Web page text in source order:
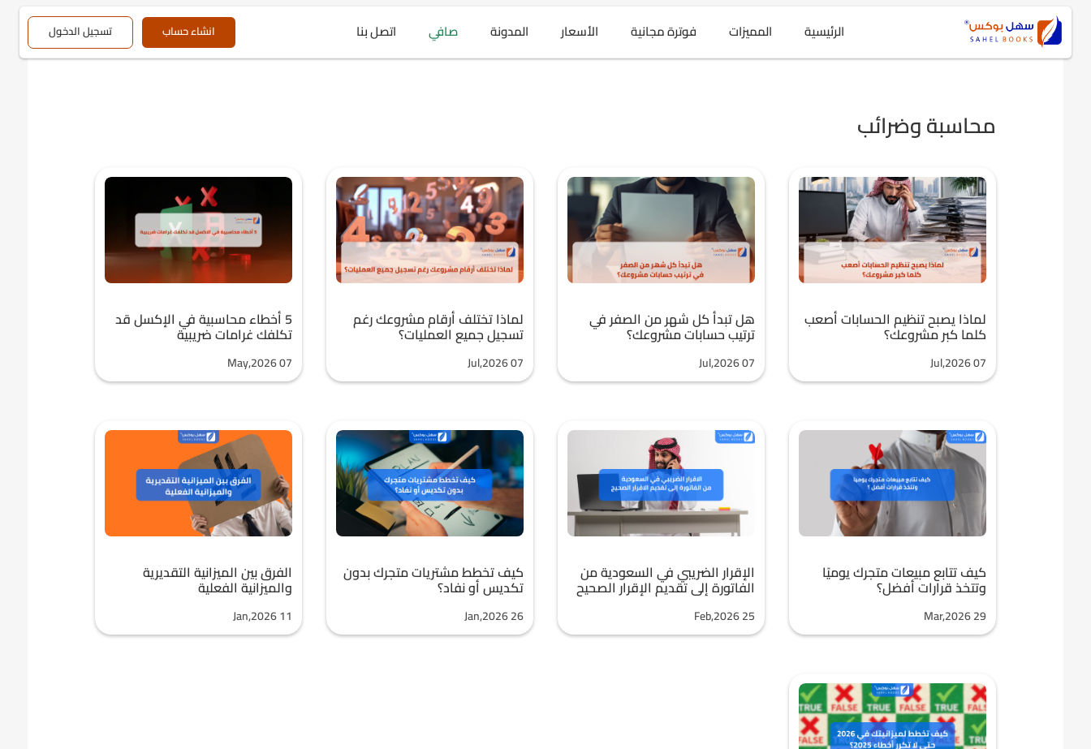
الرئيسية المميزات فوترة مجانية الأسعار المدونة صافي اتصل بنا انشاء حساب تسجيل الدخول
محاسبة وضرائب
لماذا يصبح تنظيم الحسابات أصعب
كلما كبر مشروعك؟
Jul,2026 07
هل تبدأ كل شهر من الصفر في
ترتيب حسابات مشروعك؟
Jul,2026 07
لماذا تختلف أرقام مشروعك رغم
تسجيل جميع العمليات؟
Jul,2026 07
5 أخطاء محاسبية في الإكسل قد
تكلفك غرامات ضريبية
May,2026 07
كيف تتابع مبيعات متجرك يوميًا
وتتخذ قرارات أفضل؟
Mar,2026 29
الإقرار الضريبي في السعودية من
الفاتورة إلى تقديم الإقرار الصحيح
Feb,2026 25
كيف تخطط مشتريات متجرك بدون
تكديس أو نفاد؟
Jan,2026 26
الفرق بين الميزانية التقديرية
والميزانية الفعلية
Jan,2026 11